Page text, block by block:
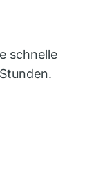
schnelle